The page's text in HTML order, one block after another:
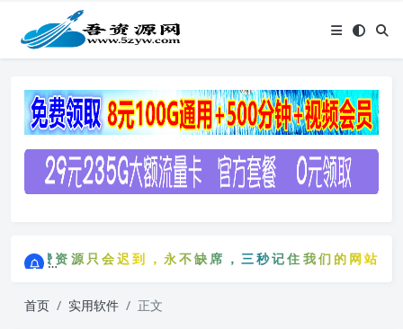
免费资源只会迟到，永不缺席，三秒记住我们的网站：
免费资源只会迟到，永不缺席，三秒记住我们的网站
首页 实用软件 正文